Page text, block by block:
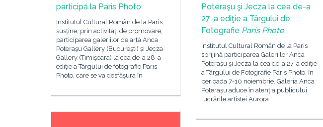
participă la Paris Photo
Institutul Cultural Român de la Paris
susține, prin activități de promovare,
participarea galeriilor de artă Anca
Poteraşu Gallery (Bucureşti) și Jecza
Gallery (Timişoara) la cea de-a 28-a
ediție a Târgului de fotografie Paris
Photo, care se va desfășura în
Poteraşu şi Jecza la cea de-a
27-a ediţie a Târgului de
Fotografie Paris Photo
Institutul Cultural Român de la Paris
sprijină participarea Galeriilor Anca
Poterașu și Jecza la cea de-a 27-a ediție
a Târgului de Fotografie Paris Photo, în
perioada 7-10 noiembrie. Galeria Anca
Poterașu aduce în atenția publicului
lucrările artistei Aurora